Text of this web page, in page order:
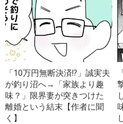
「10万円無断決済!?」誠実夫
が釣り沼へ→「家族より趣
味？」限界妻が突きつけた
離婚という結末【作者に聞
く】